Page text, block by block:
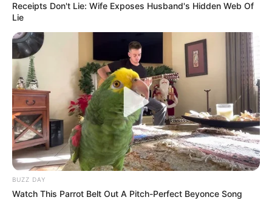
Receipts Don't Lie: Wife Exposes Husband's Hidden Web Of
Lie
BUZZ DAY
Watch This Parrot Belt Out A Pitch-Perfect Beyonce Song